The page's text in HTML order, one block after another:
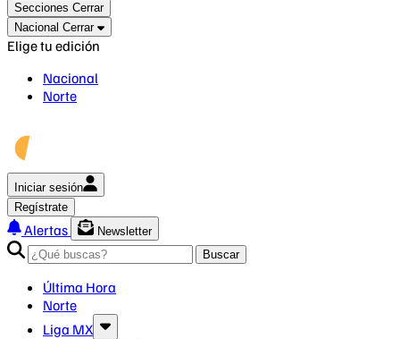
Secciones Cerrar
Nacional Cerrar
Elige tu edición
Nacional
Norte
Iniciar sesión
Regístrate
Alertas
Newsletter
Buscar
Última Hora
Norte
Liga MX